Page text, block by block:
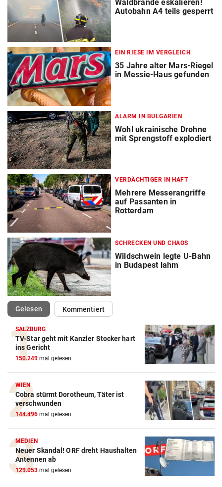
Waldbrände eskalieren!
Autobahn A4 teils gesperrt
EIN RIESE IM VERGLEICH
35 Jahre alter Mars-Riegel
in Messie-Haus gefunden
ALARM IN BULGARIEN
Wohl ukrainische Drohne
mit Sprengstoff explodiert
VERDÄCHTIGER IN HAFT
Mehrere Messerangriffe
auf Passanten in
Rotterdam
SCHRECKEN UND CHAOS
Wildschwein legte U-Bahn
in Budapest lahm
Gelesen(ausgewählt)Kommentiert
SALZBURG
TV-Star geht mit Kanzler Stocker hart
ins Gericht
150.249 mal gelesen
WIEN
Cobra stürmt Dorotheum, Täter ist
verschwunden
144.496 mal gelesen
MEDIEN
Neuer Skandal! ORF dreht Haushalten
Antennen ab
129.053 mal gelesen